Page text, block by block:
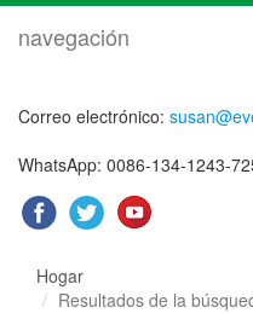
navegación
Correo electrónico:
WhatsApp: 0086-134-1243-
Hogar
Resultados de la